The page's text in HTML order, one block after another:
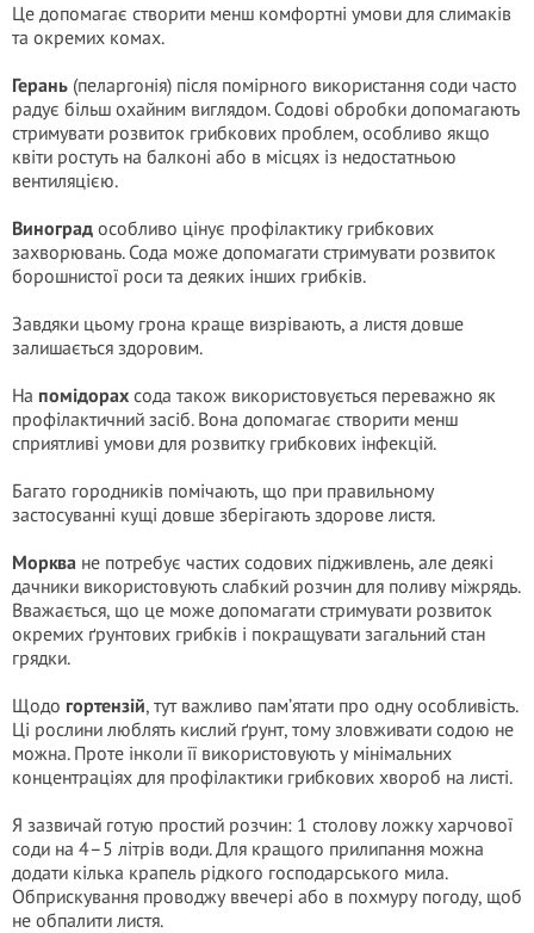
Це допомагає створити менш комфортні умови для слимаків
та окремих комах.
Герань (пеларгонія) після помірного використання соди часто
радує більш охайним виглядом. Содові обробки допомагають
стримувати розвиток грибкових проблем, особливо якщо
квіти ростуть на балконі або в місцях із недостатньою
вентиляцією.
Виноград особливо цінує профілактику грибкових
захворювань. Сода може допомагати стримувати розвиток
борошнистої роси та деяких інших грибків.
Завдяки цьому грона краще визрівають, а листя довше
залишається здоровим.
На помідорах сода також використовується переважно як
профілактичний засіб. Вона допомагає створити менш
сприятливі умови для розвитку грибкових інфекцій.
Багато городників помічають, що при правильному
застосуванні кущі довше зберігають здорове листя.
Морква не потребує частих содових підживлень, але деякі
дачники використовують слабкий розчин для поливу міжрядь.
Вважається, що це може допомагати стримувати розвиток
окремих ґрунтових грибків і покращувати загальний стан
грядки.
Щодо гортензій, тут важливо пам’ятати про одну особливість.
Ці рослини люблять кислий ґрунт, тому зловживати содою не
можна. Проте інколи її використовують у мінімальних
концентраціях для профілактики грибкових хвороб на листі.
Я зазвичай готую простий розчин: 1 столову ложку харчової
соди на 4–5 літрів води. Для кращого прилипання можна
додати кілька крапель рідкого господарського мила.
Обприскування проводжу ввечері або в похмуру погоду, щоб
не обпалити листя.